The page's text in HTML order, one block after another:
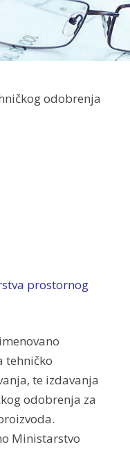
odobrenja
prostornog
tehničko
te izdavanja
odobrenja za
Ministarstvo